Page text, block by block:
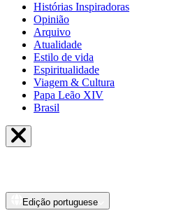
Histórias Inspiradoras
Opinião
Arquivo
Atualidade
Estilo de vida
Espiritualidade
Viagem & Cultura
Papa Leão XIV
Brasil
Edição portuguese